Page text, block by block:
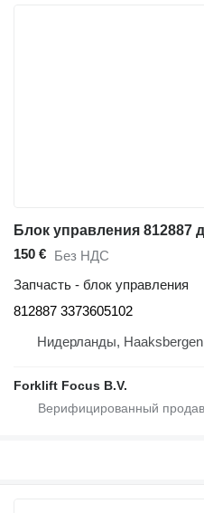
150 € Без НДС
Запчасть - блок управления
812887 3373605102
Нидерланды, Haaksbergen
Forklift Focus B.V.